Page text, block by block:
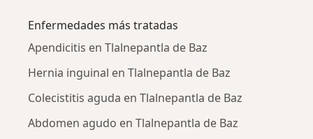
Enfermedades más tratadas
Apendicitis en Tlalnepantla de Baz
Hernia inguinal en Tlalnepantla de Baz
Colecistitis aguda en Tlalnepantla de Baz
Abdomen agudo en Tlalnepantla de Baz